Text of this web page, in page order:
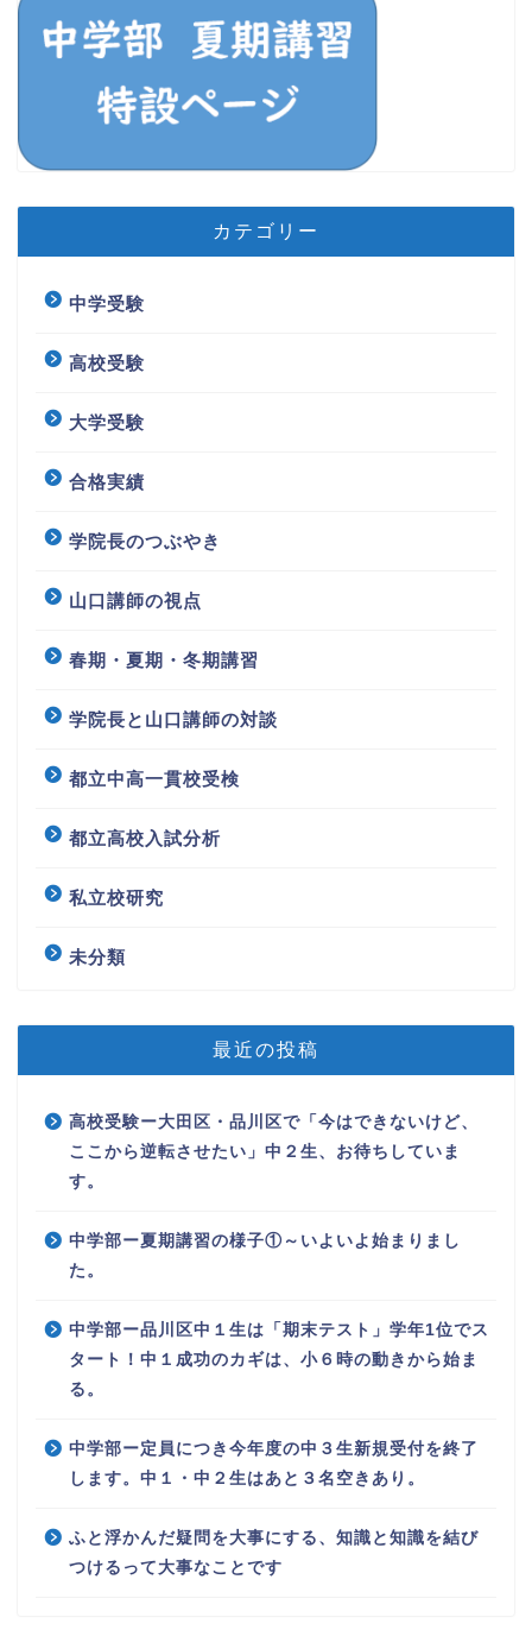
カテゴリー
中学受験
高校受験
大学受験
合格実績
学院長のつぶやき
山口講師の視点
春期・夏期・冬期講習
学院長と山口講師の対談
都立中高一貫校受検
都立高校入試分析
私立校研究
未分類
最近の投稿
高校受験ー大田区・品川区で「今はできないけど、
ここから逆転させたい」中２生、お待ちしていま
す。
中学部ー夏期講習の様子①～いよいよ始まりまし
た。
中学部ー品川区中１生は「期末テスト」学年1位でス
タート！中１成功のカギは、小６時の動きから始ま
る。
中学部ー定員につき今年度の中３生新規受付を終了
します。中１・中２生はあと３名空きあり。
ふと浮かんだ疑問を大事にする、知識と知識を結び
つけるって大事なことです